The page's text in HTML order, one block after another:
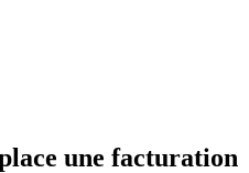
une facturation